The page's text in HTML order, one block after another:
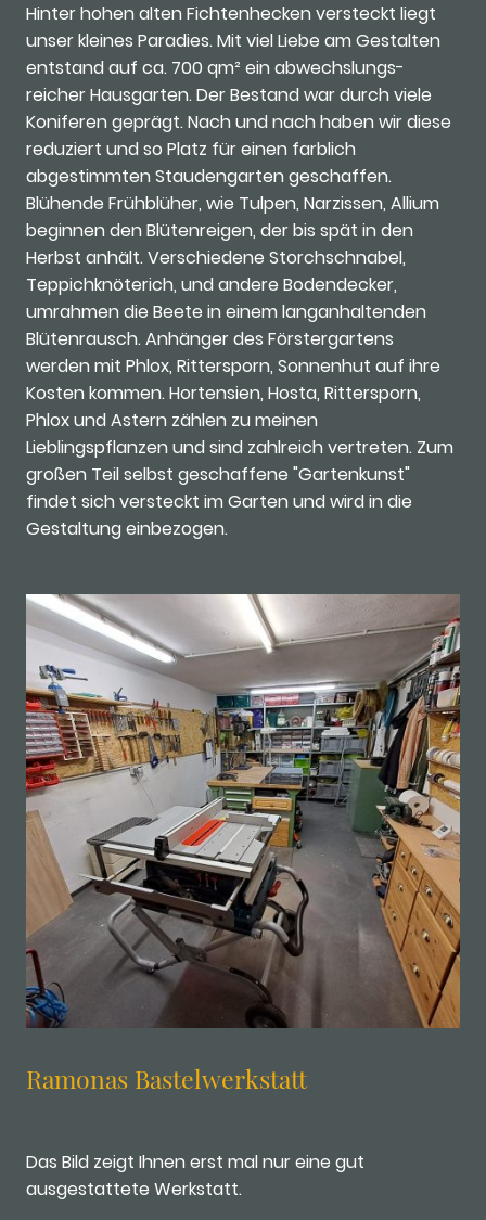
Hinter hohen alten Fichtenhecken versteckt liegt
unser kleines Paradies. Mit viel Liebe am Gestalten
entstand auf ca. 700 qm² ein abwechslungs-
reicher Hausgarten. Der Bestand war durch viele
Koniferen geprägt. Nach und nach haben wir diese
reduziert und so Platz für einen farblich
abgestimmten Staudengarten geschaffen.
Blühende Frühblüher, wie Tulpen, Narzissen, Allium
beginnen den Blütenreigen, der bis spät in den
Herbst anhält. Verschiedene Storchschnabel,
Teppichknöterich, und andere Bodendecker,
umrahmen die Beete in einem langanhaltenden
Blütenrausch. Anhänger des Förstergartens
werden mit Phlox, Rittersporn, Sonnenhut auf ihre
Kosten kommen. Hortensien, Hosta, Rittersporn,
Phlox und Astern zählen zu meinen
Lieblingspflanzen und sind zahlreich vertreten. Zum
großen Teil selbst geschaffene "Gartenkunst"
findet sich versteckt im Garten und wird in die
Gestaltung einbezogen.
Ramonas Bastelwerkstatt
Das Bild zeigt Ihnen erst mal nur eine gut
ausgestattete Werkstatt.